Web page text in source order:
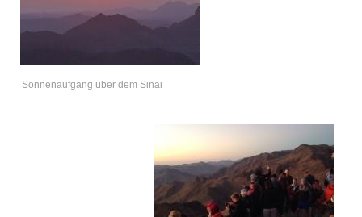
Sonnenaufgang über dem Sinai